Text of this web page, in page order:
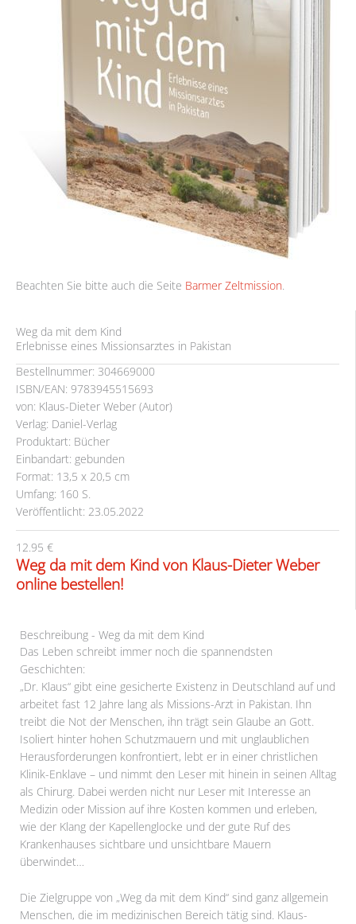
Weg da mit dem Kind
Erlebnisse eines Missionsarztes in Pakistan
Bestellnummer: 304669000
ISBN/EAN: 9783945515693
von: Klaus-Dieter Weber (Autor)
Verlag: Daniel-Verlag
Produktart: Bücher
Einbandart: gebunden
Format: 13,5 x 20,5 cm
Umfang: 160 S.
Veröffentlicht: 23.05.2022
12.95 €
Weg da mit dem Kind von Klaus-Dieter Weber
online bestellen!
Beachten Sie bitte auch die Seite Barmer Zeltmission
Beschreibung - Weg da mit dem Kind
Das Leben schreibt immer noch die spannendsten
Geschichten:
„Dr. Klaus“ gibt eine gesicherte Existenz in Deutschland auf und
arbeitet fast 12 Jahre lang als Missions-Arzt in Pakistan. Ihn
treibt die Not der Menschen, ihn trägt sein Glaube an Gott.
Isoliert hinter hohen Schutzmauern und mit unglaublichen
Herausforderungen konfrontiert, lebt er in einer christlichen
Klinik-Enklave – und nimmt den Leser mit hinein in seinen Alltag
als Chirurg. Dabei werden nicht nur Leser mit Interesse an
Medizin oder Mission auf ihre Kosten kommen und erleben,
wie der Klang der Kapellenglocke und der gute Ruf des
Krankenhauses sichtbare und unsichtbare Mauern
überwindet…
Die Zielgruppe von „Weg da mit dem Kind“ sind ganz allgemein
Menschen, die im medizinischen Bereich tätig sind. Klaus-